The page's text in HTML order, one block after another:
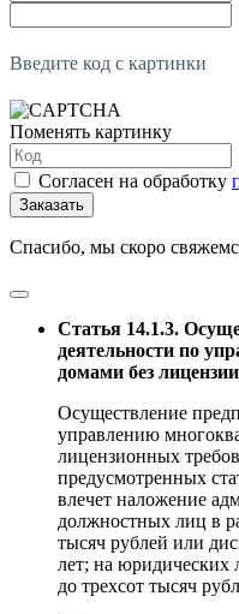
Введите код с картинки
Поменять картинку
Согласен на обработку
Заказать
Спасибо, мы скоро
Статья 14.1.3.
деятельности по
домами без лицензии
Осуществление
управлению
лицензионных
предусмотренных
влечет наложение
должностных лиц в
тысяч рублей или
лет; на юридических
до трехсот тысяч